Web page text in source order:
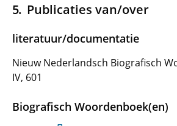
Publicaties van/over
literatuur/documentatie
Nieuw Nederlandsch Biografisch
IV, 601
Biografisch Woordenboek(en)